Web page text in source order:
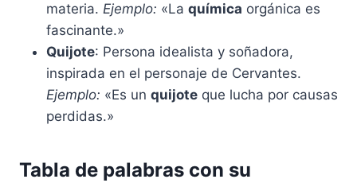
materia. Ejemplo: «La química orgánica es
fascinante.»
Quijote: Persona idealista y soñadora,
inspirada en el personaje de Cervantes.
Ejemplo: «Es un quijote que lucha por causas
perdidas.»
Tabla de palabras con su